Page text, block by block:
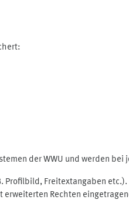
der WWU und werden
Freitextangaben
Rechten